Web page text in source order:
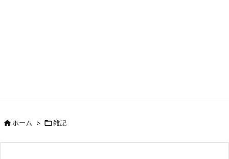
ホーム > 雑記